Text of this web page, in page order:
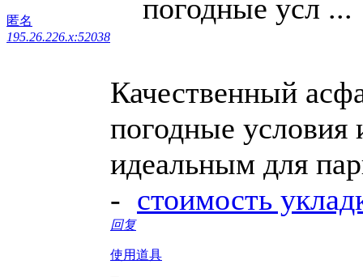
匿名
195.26.226.x:52038
погодные усл ...
Качественный
погодные условия
идеальным для
- стоимость
回复
使用道具